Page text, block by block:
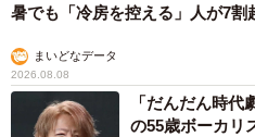
暑でも「冷房を控える」人が7割
まいどなデータ
2026.08.08
「だんだん時
の55歳ボーカリ